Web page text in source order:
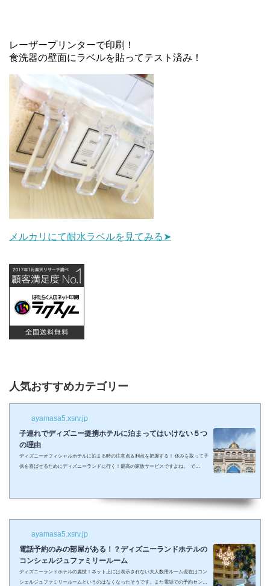
レーザープリンターで印刷！
食洗器の壁面にラベルを貼ってテスト済み！
メルカリにて耐水ラベルを見てみる➤
人気おすすめカテゴリー
ayamasa5.xsrv.jp
子連れでディズニー提携ホテルに泊まってはいけない５つ
の理由
ディズニーオフィシャルホテルに泊まる時の注意点＆利点を把握する！ 休みを取って子
供を喜ばせるためにディズニーランドに行く！最高の家族サービスですよね。 で
ラした夢の国を可愛い我が子に見せたかったのに・・・。 そんな時、「ディズニーラ...
ayamasa5.xsrv.jp
電話予約のみの部屋がある！？ディズニーランドホテルの
コンシェルジュファミリールーム
ディズニーランドホテルの裏技！ネット上には表示されない大人数用ルーム現在はコン
シェルジュファミリールームというのはなくなったそうです。また電話での予約センタ